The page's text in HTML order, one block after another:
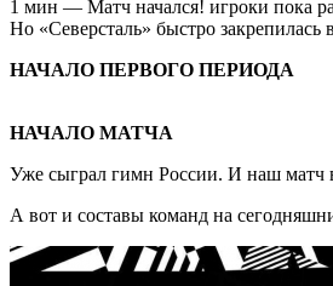
1 мин — Матч начался! игроки пока
Но «Северсталь» быстро закрепилась
НАЧАЛО ПЕРВОГО ПЕРИОДА
НАЧАЛО МАТЧА
Уже сыграл гимн России. И наш матч
А вот и составы команд на